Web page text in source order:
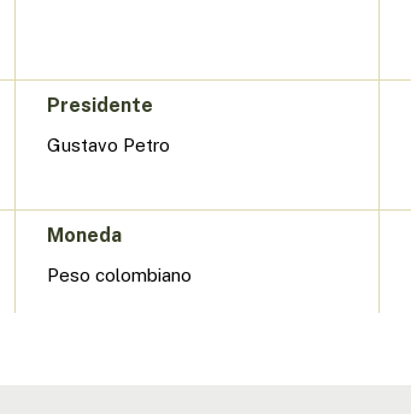
Presidente
Gustavo Petro
Moneda
Peso colombiano